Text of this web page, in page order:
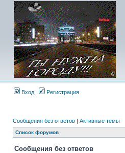
Вход Регистрация
Сообщения без ответов | Активные темы
Список форумов
Сообщения без ответов